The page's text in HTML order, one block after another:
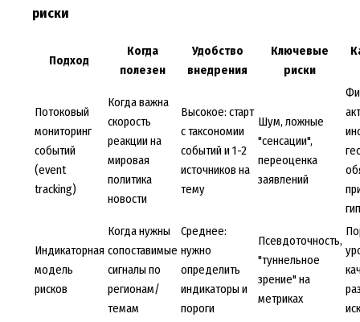
риски
Подход
Когда
полезен
Удобство
внедрения
Ключевые
риски
Потоковый
мониторинг
событий
(event
tracking)
Когда важна
скорость
реакции на
мировая
политика
новости
Высокое: старт
с таксономии
событий и 1-2
источников на
тему
Шум, ложные
"сенсации",
переоценка
заявлений
Индикаторная
модель
рисков
Когда нужны
сопоставимые
сигналы по
регионам/
темам
Среднее:
нужно
определить
индикаторы и
пороги
Псевдоточность,
"туннельное
зрение" на
метриках